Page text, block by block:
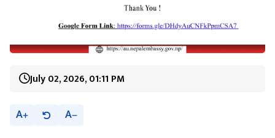
July 02, 2026, 01:11 PM
A A